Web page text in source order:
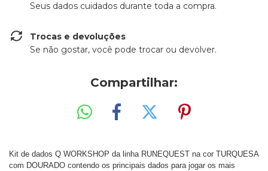
Seus dados cuidados durante toda a compra.
Trocas e devoluções
Se não gostar, você pode trocar ou devolver.
Compartilhar:
Kit de dados Q WORKSHOP da linha RUNEQUEST na cor TURQUESA
com DOURADO contendo os principais dados para jogar os mais